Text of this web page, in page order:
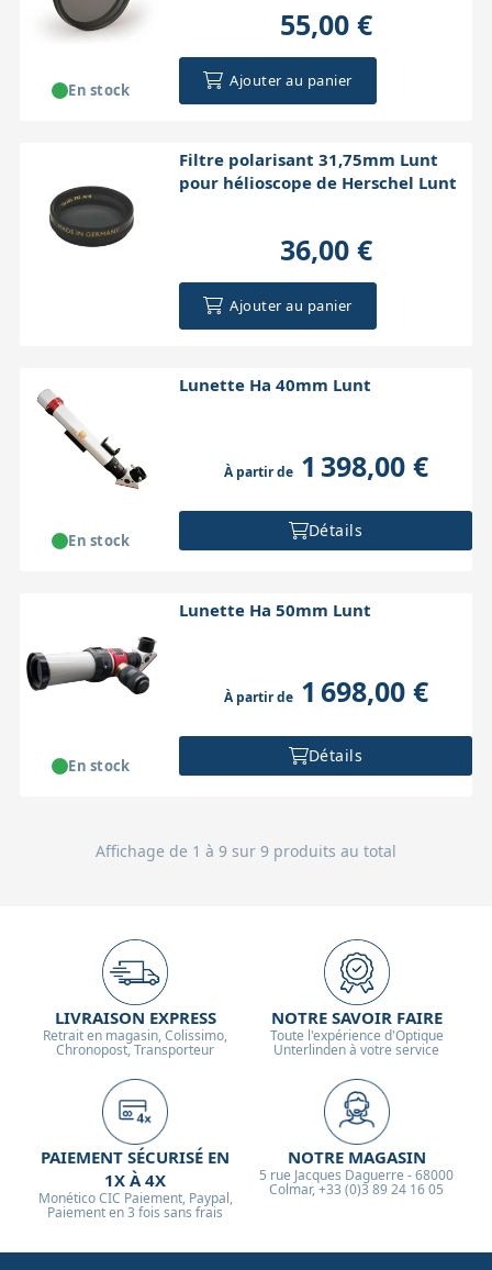
55,00 €
Ajouter au panier
En stock
Filtre polarisant 31,75mm Lunt
pour hélioscope de Herschel Lunt
36,00 €
Ajouter au panier
Lunette Ha 40mm Lunt
À partir de1 398,00 €
Détails
En stock
Lunette Ha 50mm Lunt
À partir de1 698,00 €
Détails
En stock
Affichage de 1 à 9 sur 9 produits au total
LIVRAISON EXPRESS
Retrait en magasin, Colissimo,
Chronopost, Transporteur
NOTRE SAVOIR FAIRE
Toute l'expérience d'Optique
Unterlinden à votre service
PAIEMENT SÉCURISÉ EN
1X À 4X
Monético CIC Paiement, Paypal,
Paiement en 3 fois sans frais
NOTRE MAGASIN
5 rue Jacques Daguerre - 68000
Colmar, +33 (0)3 89 24 16 05